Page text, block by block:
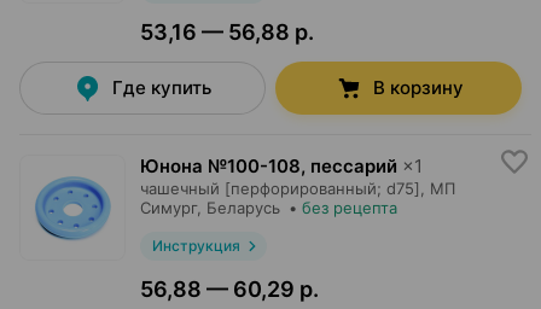
53,16 — 56,88 р.
Где купить В корзину
Юнона №100-108, пессарий ×1
чашечный [перфорированный; d75],
МП
Симург, Беларусь • без рецепта
Инструкция
56,88 — 60,29 р.